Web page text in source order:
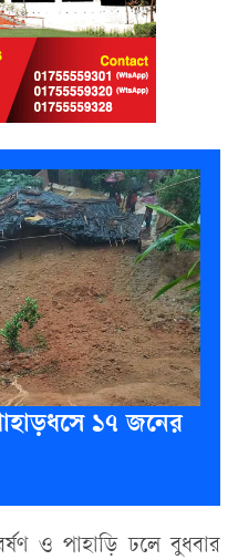
১৭ জনের
ও পাহাড়ি ঢলে বুধবার